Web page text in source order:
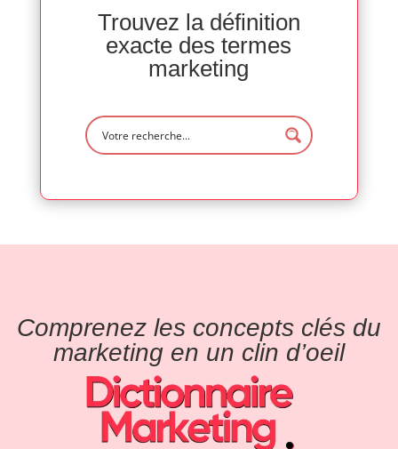
Trouvez la définition
exacte des termes
marketing
Comprenez les concepts clés du
marketing en un clin d’oeil